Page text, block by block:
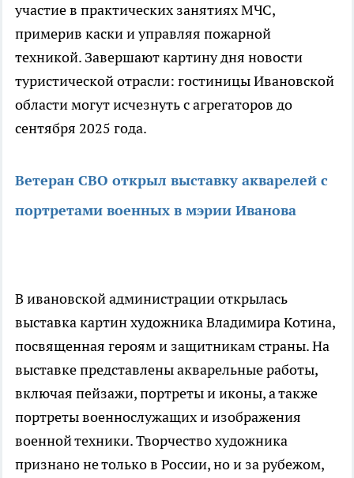
участие в практических занятиях МЧС,
примерив каски и управляя пожарной
техникой. Завершают картину дня новости
туристической отрасли: гостиницы Ивановской
области могут исчезнуть с агрегаторов до
сентября 2025 года.
Ветеран СВО открыл выставку акварелей с
портретами военных в мэрии Иванова
В ивановской администрации открылась
выставка картин художника Владимира Котина,
посвященная героям и защитникам страны. На
выставке представлены акварельные работы,
включая пейзажи, портреты и иконы, а также
портреты военнослужащих и изображения
военной техники. Творчество художника
признано не только в России, но и за рубежом,